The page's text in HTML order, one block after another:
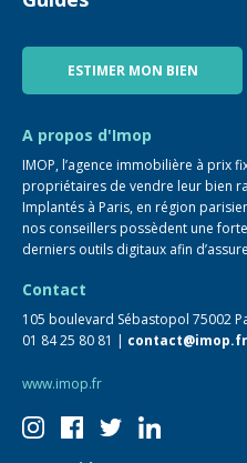
Blog
ESTIMER MON BIEN
A propos d'Imop
IMOP, l’agence immobilière à prix
propriétaires de vendre leur bien
Implantés à Paris, en région
nos conseillers possèdent une
derniers outils digitaux afin
Contact
105 boulevard Sébastopol 75002
01 84 25 80 81 | contact@imop.fr
www.imop.fr